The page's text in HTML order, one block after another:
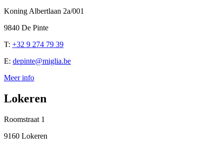
Koning Albertlaan 2a/001
9840 De Pinte
T: +32 9 274 79 39
E: depinte@miglia.be
Meer info
Lokeren
Roomstraat 1
9160 Lokeren